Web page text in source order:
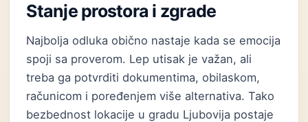
Stanje prostora i zgrade
Najbolja odluka obično nastaje kada se emocija
spoji sa proverom. Lep utisak je važan, ali
treba ga potvrditi dokumentima, obilaskom,
računicom i poređenjem više alternativa. Tako
bezbednost lokacije u gradu Ljubovija postaje